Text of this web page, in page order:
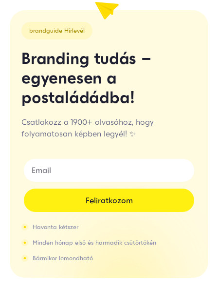
brandguide Hírlevél
Branding tudás –
egyenesen a
postaládádba!
Csatlakozz a 1900+ olvasóhoz, hogy
folyamatosan képben legyél! ✨
Feliratkozom
Havonta kétszer
Minden hónap első és harmadik csütörtökén
Bármikor lemondható